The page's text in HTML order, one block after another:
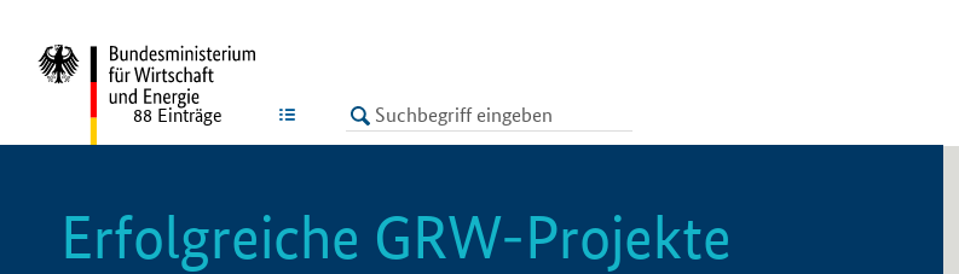
LISTE
88 Einträge
Erfolgreiche GRW-Projekte